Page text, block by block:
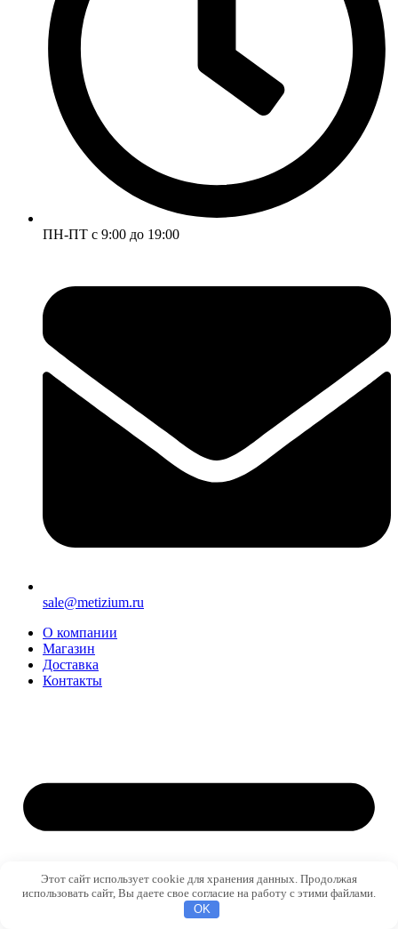
ПН-ПТ с 9:00 до 19:00
sale@metizium.ru
О компании
Магазин
Доставка
Контакты
Этот сайт использует cookie для хранения данных. Продолжая
использовать сайт, Вы даете свое согласие на работу с этими файлами.
OK